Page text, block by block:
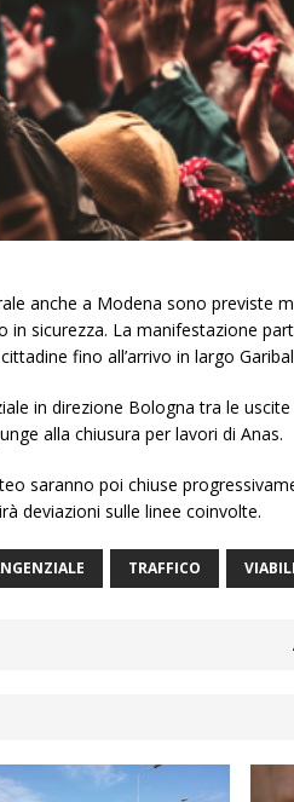
anche a Modena sono previste
sicurezza. La manifestazione
fino all’arrivo in largo
in direzione Bologna tra le
alla chiusura per lavori di Anas.
saranno poi chiuse
deviazioni sulle linee coinvolte.
TRAFFICO